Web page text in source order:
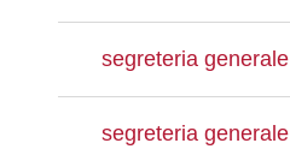
segreteria generale
segreteria generale